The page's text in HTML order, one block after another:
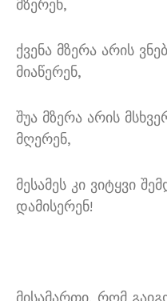
მზერენ,
ქვენა მზერა არის
მიაწერენ,
შუა მზერა არის
მღერენ,
მესამეს კი ვიტყვი
დამისერენ!
მისამართი, რომ